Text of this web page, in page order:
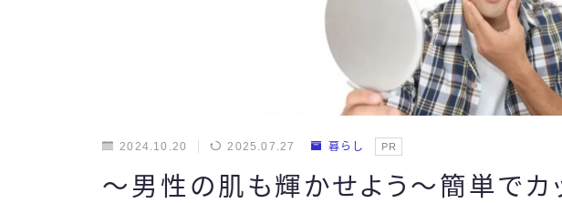
子育て
おでかけ
お役立ち情報
エンタメ
2024.10.20 2025.07.27 暮らし PR
～男性の肌も輝かせよう～簡単でカ